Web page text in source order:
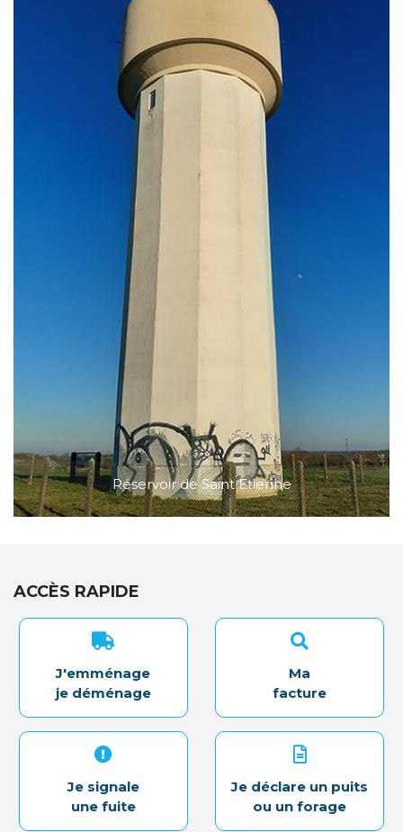
Réservoir de Saint Etienne
ACCÈS RAPIDE
J'emménage
je déménage
Ma
facture
Je signale
une fuite
Je déclare un puits
ou un forage